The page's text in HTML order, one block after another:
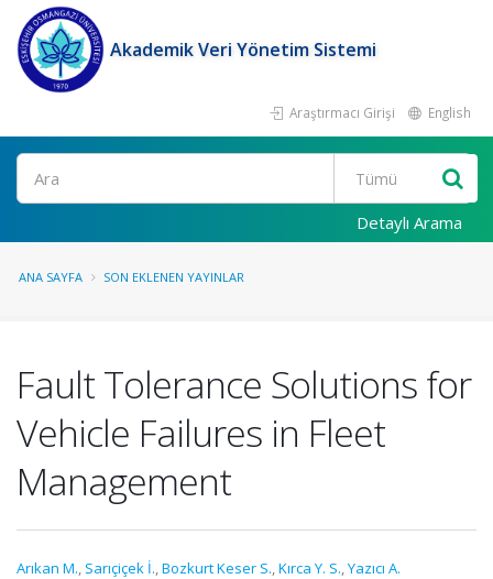
Akademik Veri Yönetim Sistemi
Araştırmacı Girişi English
Ara
Detaylı Arama
ANA SAYFA SON EKLENEN YAYINLAR
Fault Tolerance Solutions for
Vehicle Failures in Fleet
Management
Arıkan M., Sarıçiçek İ.,Bozkurt Keser S.,Kırca Y. S.,Yazıcı A.